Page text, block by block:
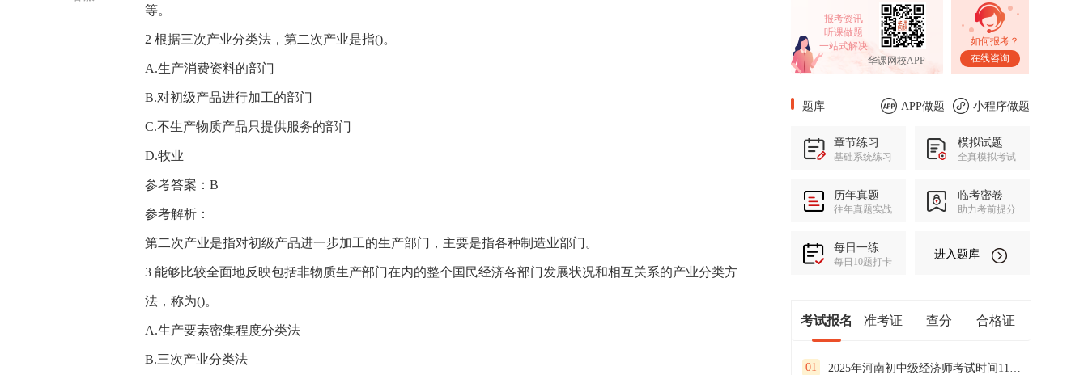
等。
2 根据三次产业分类法，第二次产业是指()。
A.生产消费资料的部门
B.对初级产品进行加工的部门
C.不生产物质产品只提供服务的部门
D.牧业
参考答案：B
参考解析：
第二次产业是指对初级产品进一步加工的生产部门，主要是指各种制造业部门。
3 能够比较全面地反映包括非物质生产部门在内的整个国民经济各部门发展状况和相互关系的产业分类方
法，称为()。
A.生产要素密集程度分类法
B.三次产业分类法
报考资讯
听课做题
一站式解决
华课网校APP
如何报考？
在线咨询
题库 APP做题 小程序做题
章节练习
基础系统练习
模拟试题
全真模拟考试
历年真题
往年真题实战
临考密卷
助力考前提分
每日一练
每日10题打卡
进入题库
考试报名 准考证 查分 合格证
01 2025年河南初中级经济师考试时间11月1、2日